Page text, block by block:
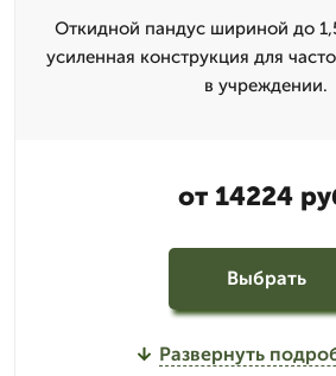
Откидной пандус шириной до
усиленная конструкция для
в учреждении.
от 14224
Выбрать
Развернуть